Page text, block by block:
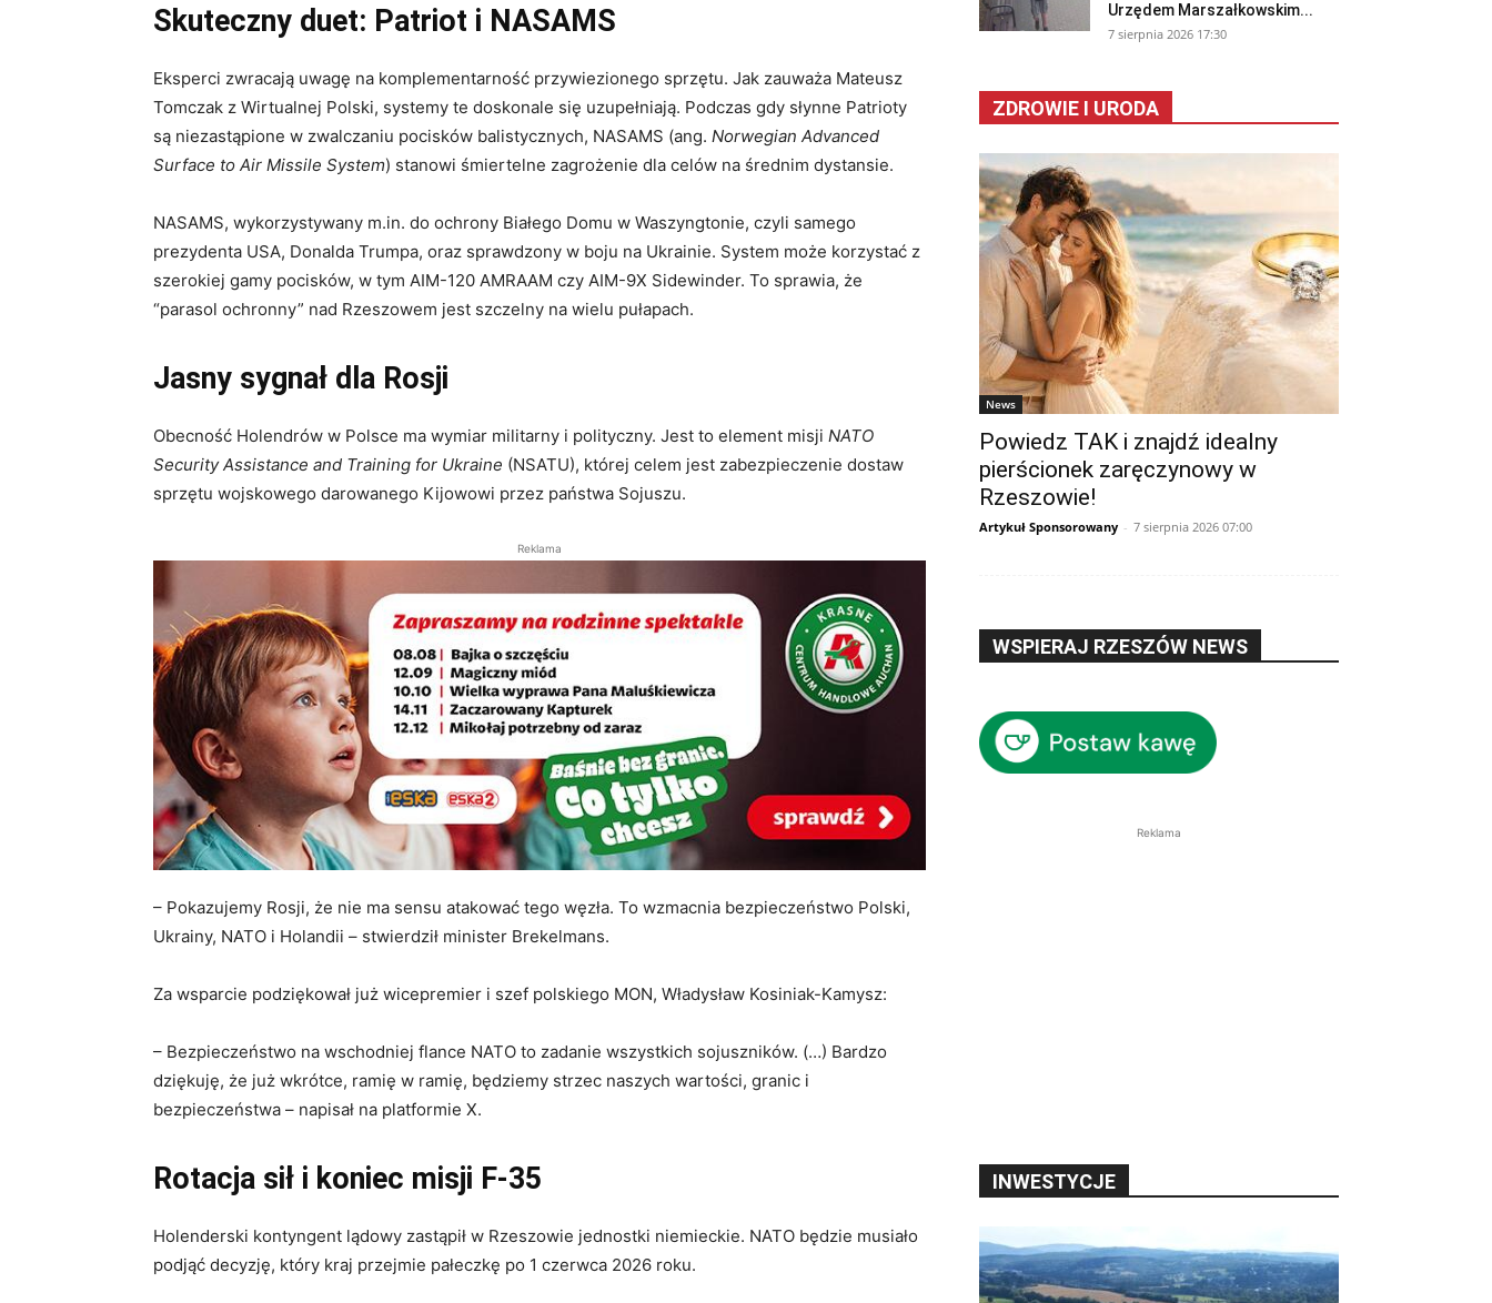
Skuteczny duet: Patriot i NASAMS
Eksperci zwracają uwagę na komplementarność przywiezionego sprzętu. Jak zauważa Mateusz
Tomczak z Wirtualnej Polski, systemy te doskonale się uzupełniają. Podczas gdy słynne Patrioty
są niezastąpione w zwalczaniu pocisków balistycznych, NASAMS (ang. Norwegian Advanced
Surface to Air Missile System) stanowi śmiertelne zagrożenie dla celów na średnim dystansie.
NASAMS, wykorzystywany m.in. do ochrony Białego Domu w Waszyngtonie, czyli samego
prezydenta USA, Donalda Trumpa, oraz sprawdzony w boju na Ukrainie. System może korzystać z
szerokiej gamy pocisków, w tym AIM-120 AMRAAM czy AIM-9X Sidewinder. To sprawia, że
“parasol ochronny” nad Rzeszowem jest szczelny na wielu pułapach.
Jasny sygnał dla Rosji
Obecność Holendrów w Polsce ma wymiar militarny i polityczny. Jest to element misji NATO
Security Assistance and Training for Ukraine (NSATU), której celem jest zabezpieczenie dostaw
sprzętu wojskowego darowanego Kijowowi przez państwa Sojuszu.
Reklama
– Pokazujemy Rosji, że nie ma sensu atakować tego węzła. To wzmacnia bezpieczeństwo Polski,
Ukrainy, NATO i Holandii – stwierdził minister Brekelmans.
Za wsparcie podziękował już wicepremier i szef polskiego MON, Władysław Kosiniak-Kamysz:
– Bezpieczeństwo na wschodniej flance NATO to zadanie wszystkich sojuszników. (…) Bardzo
dziękuję, że już wkrótce, ramię w ramię, będziemy strzec naszych wartości, granic i
bezpieczeństwa – napisał na platformie X.
Rotacja sił i koniec misji F-35
Holenderski kontyngent lądowy zastąpił w Rzeszowie jednostki niemieckie. NATO będzie musiało
podjąć decyzję, który kraj przejmie pałeczkę po 1 czerwca 2026 roku.
Urzędem Marszałkowskim...
7 sierpnia 2026 17:30
ZDROWIE I URODA
News
Powiedz TAK i znajdź idealny
pierścionek zaręczynowy w
Rzeszowie!
Artykuł Sponsorowany - 7 sierpnia 2026 07:00
WSPIERAJ RZESZÓW NEWS
Reklama
INWESTYCJE